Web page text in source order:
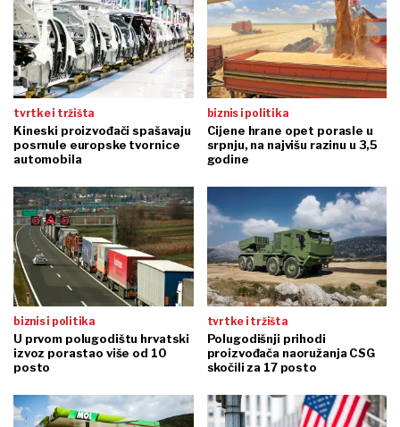
tvrtke i tržišta
Kineski proizvođači spašavaju
posrnule europske tvornice
automobila
biznis i politika
Cijene hrane opet porasle u
srpnju, na najvišu razinu u 3,5
godine
biznis i politika
U prvom polugodištu hrvatski
izvoz porastao više od 10
posto
tvrtke i tržišta
Polugodišnji prihodi
proizvođača naoružanja CSG
skočili za 17 posto